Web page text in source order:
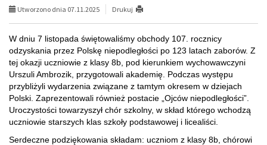
Utworzono dnia 07.11.2025 Drukuj
W dniu 7 listopada świętowaliśmy obchody 107. rocznicy
odzyskania przez Polskę niepodległości po 123 latach zaborów. Z
tej okazji uczniowie z klasy 8b, pod kierunkiem wychowawczyni
Urszuli Ambrozik, przygotowali akademię. Podczas występu
przybliżyli wydarzenia związane z tamtym okresem w dziejach
Polski. Zaprezentowali również postacie „Ojców niepodległości”.
Uroczystości towarzyszył chór szkolny, w skład którego wchodzą
uczniowie starszych klas szkoły podstawowej i licealiści.
Serdeczne podziękowania składam: uczniom z klasy 8b, chórowi